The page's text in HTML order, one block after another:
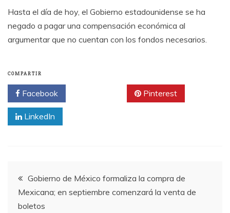
Hasta el día de hoy, el Gobierno estadounidense se ha
negado a pagar una compensación económica al
argumentar que no cuentan con los fondos necesarios.
COMPARTIR
Facebook Pinterest
LinkedIn
Navegación
de
Gobierno de México formaliza la compra de
Mexicana; en septiembre comenzará la venta de
boletos